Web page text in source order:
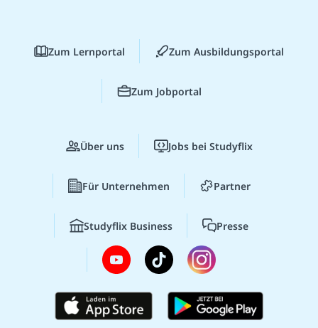
Zum Lernportal Zum Ausbildungsportal
Zum Jobportal
Über uns Jobs bei Studyflix
Für Unternehmen Partner
Studyflix Business Presse